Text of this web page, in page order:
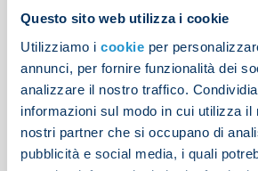
Questo sito web utilizza i cookie
Utilizziamo i cookie per
annunci, per fornire funzionalità dei
analizzare il nostro traffico.
informazioni sul modo in cui utilizza il
nostri partner che si occupano di
pubblicità e social media, i quali
Search
Articoli recenti
Attacking and defensive drills on